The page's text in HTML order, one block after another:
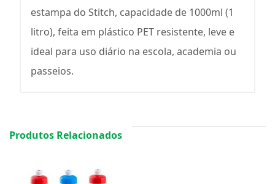
estampa do Stitch, capacidade de 1000ml (1
litro), feita em plástico PET resistente, leve e
ideal para uso diário na escola, academia ou
passeios.
Produtos Relacionados